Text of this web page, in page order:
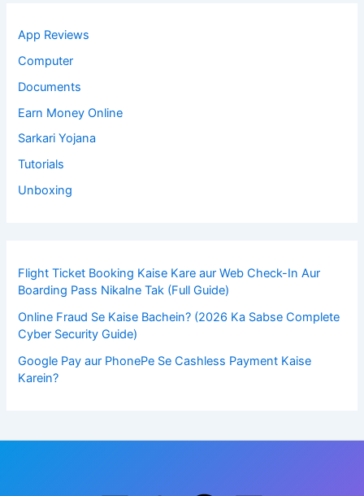
App Reviews
Computer
Documents
Earn Money Online
Sarkari Yojana
Tutorials
Unboxing
Flight Ticket Booking Kaise Kare aur Web Check-In Aur
Boarding Pass Nikalne Tak (Full Guide)
Online Fraud Se Kaise Bachein? (2026 Ka Sabse Complete
Cyber Security Guide)
Google Pay aur PhonePe Se Cashless Payment Kaise
Karein?